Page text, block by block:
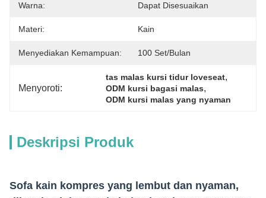
Warna: Dapat Disesuaikan
Materi: Kain
Menyediakan Kemampuan: 100 Set/bulan
Menyoroti:
tas malas kursi tidur loveseat,
ODM kursi bagasi malas,
ODM kursi malas yang nyaman
Deskripsi Produk
Sofa kain kompres yang lembut dan nyaman,